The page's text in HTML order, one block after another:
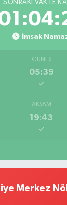
SONRAKI VAKTE
İmsak
GÜNEŞ
05:39
AKŞAM
19:43
Merkez